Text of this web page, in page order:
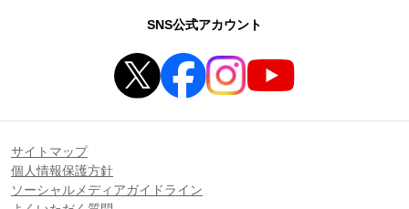
SNS公式アカウント
サイトマップ
個人情報保護方針
ソーシャルメディアガイドライン